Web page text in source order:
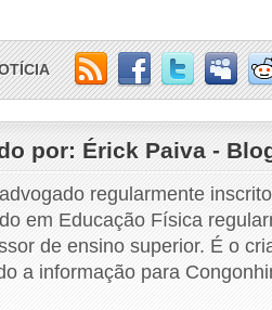
por: Érick Paiva -
regularmente
em Educação Física
de ensino superior. É o
a informação para